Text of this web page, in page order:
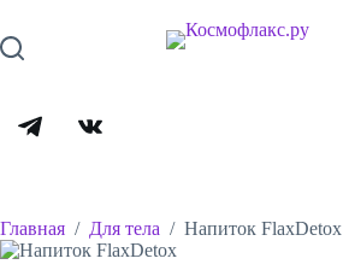
сути
Главная / Для тела / Напиток FlaxDetox